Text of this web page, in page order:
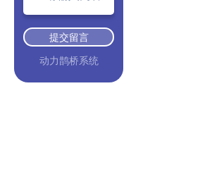
提交留言
动力鹊桥系统